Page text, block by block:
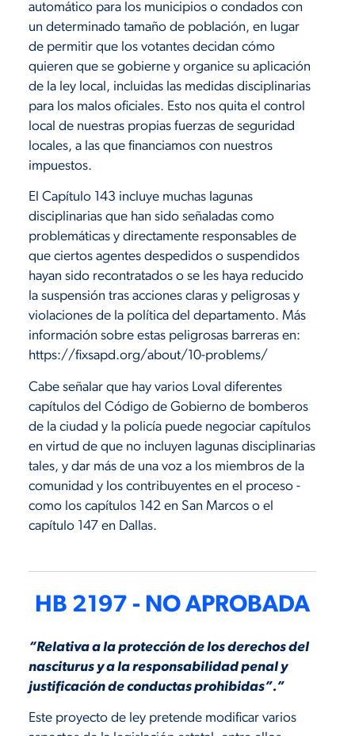
automático para los municipios o condados con
un determinado tamaño de población, en lugar
de permitir que los votantes decidan cómo
quieren que se gobierne y organice su aplicación
de la ley local, incluidas las medidas disciplinarias
para los malos oficiales. Esto nos quita el control
local de nuestras propias fuerzas de seguridad
locales, a las que financiamos con nuestros
impuestos.
El Capítulo 143 incluye muchas lagunas
disciplinarias que han sido señaladas como
problemáticas y directamente responsables de
que ciertos agentes despedidos o suspendidos
hayan sido recontratados o se les haya reducido
la suspensión tras acciones claras y peligrosas y
violaciones de la política del departamento. Más
información sobre estas peligrosas barreras en:
https://fixsapd.org/about/10-problems/
Cabe señalar que hay varios Loval diferentes
capítulos del Código de Gobierno de bomberos
de la ciudad y la policía puede negociar capítulos
en virtud de que no incluyen lagunas disciplinarias
tales, y dar más de una voz a los miembros de la
comunidad y los contribuyentes en el proceso -
como los capítulos 142 en San Marcos o el
capítulo 147 en Dallas.
HB 2197 - NO APROBADA
“Relativa a la protección de los derechos del
nasciturus y a la responsabilidad penal y
justificación de conductas prohibidas”.”
Este proyecto de ley pretende modificar varios